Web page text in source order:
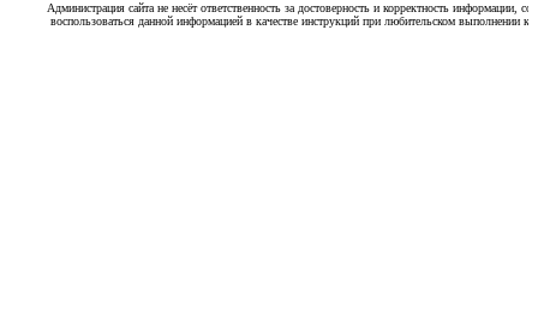
Администрация сайта не несёт ответственность за достоверность и корректность
воспользоваться данной информацией в качестве инструкций при любительском выполнении